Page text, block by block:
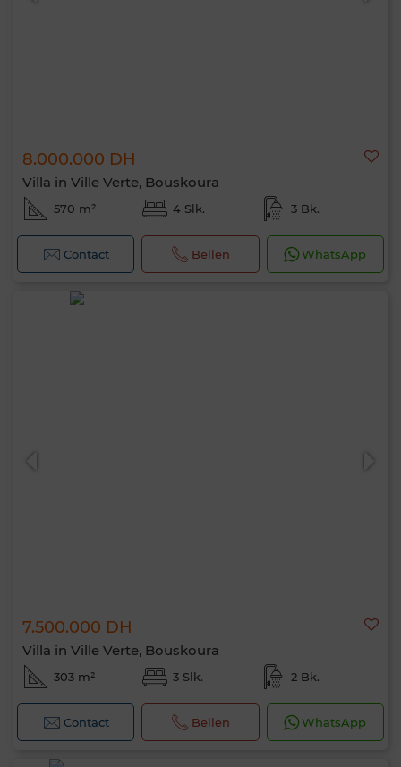
8.000.000 DH
Villa in Ville Verte, Bouskoura
570 m² 4 Slk. 3 Bk.
Contact Bellen WhatsApp
7.500.000 DH
Villa in Ville Verte, Bouskoura
303 m² 3 Slk. 2 Bk.
Contact Bellen WhatsApp